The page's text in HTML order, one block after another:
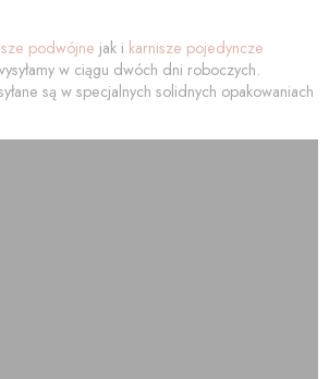
podwójne jak i karnisze pojedyncze
w ciągu dwóch dni roboczych.
są w specjalnych solidnych opakowaniach